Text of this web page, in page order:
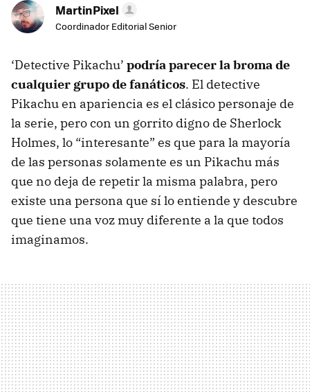
MartinPixel
Coordinador Editorial Senior
‘Detective Pikachu’ podría parecer la broma de
cualquier grupo de fanáticos. El detective
Pikachu en apariencia es el clásico personaje de
la serie, pero con un gorrito digno de Sherlock
Holmes, lo “interesante” es que para la mayoría
de las personas solamente es un Pikachu más
que no deja de repetir la misma palabra, pero
existe una persona que sí lo entiende y descubre
que tiene una voz muy diferente a la que todos
imaginamos.